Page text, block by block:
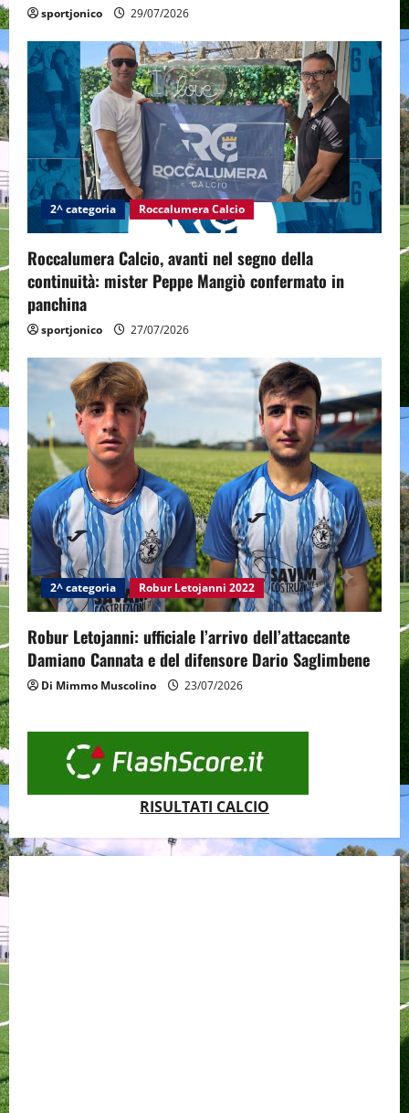
sportjonico 29/07/2026
2^ categoria Roccalumera Calcio
Roccalumera Calcio, avanti nel segno della
continuità: mister Peppe Mangiò confermato in
panchina
sportjonico 27/07/2026
2^ categoria Robur Letojanni 2022
Robur Letojanni: ufficiale l’arrivo dell’attaccante
Damiano Cannata e del difensore Dario Saglimbene
Di Mimmo Muscolino 23/07/2026
RISULTATI CALCIO